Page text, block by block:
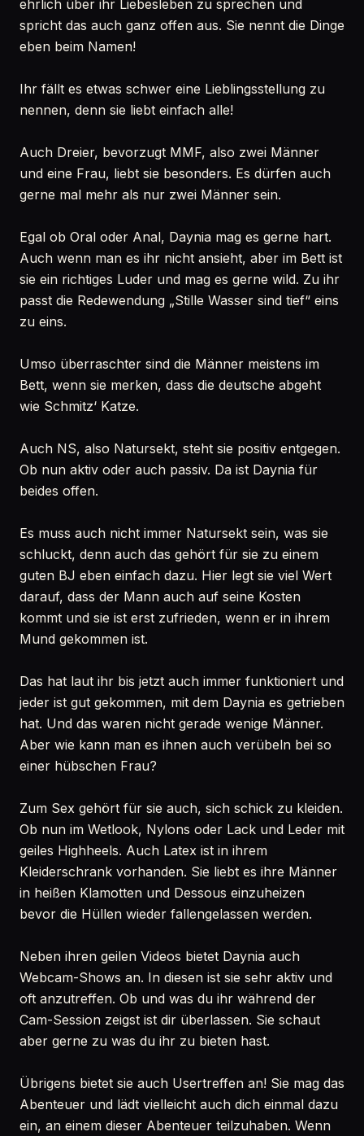
ehrlich über ihr Liebesleben zu sprechen und
spricht das auch ganz offen aus. Sie nennt die Dinge
eben beim Namen!
Ihr fällt es etwas schwer eine Lieblingsstellung zu
nennen, denn sie liebt einfach alle!
Auch Dreier, bevorzugt MMF, also zwei Männer
und eine Frau, liebt sie besonders. Es dürfen auch
gerne mal mehr als nur zwei Männer sein.
Egal ob Oral oder Anal, Daynia mag es gerne hart.
Auch wenn man es ihr nicht ansieht, aber im Bett ist
sie ein richtiges Luder und mag es gerne wild. Zu ihr
passt die Redewendung „Stille Wasser sind tief“ eins
zu eins.
Umso überraschter sind die Männer meistens im
Bett, wenn sie merken, dass die deutsche abgeht
wie Schmitz‘ Katze.
Auch NS, also Natursekt, steht sie positiv entgegen.
Ob nun aktiv oder auch passiv. Da ist Daynia für
beides offen.
Es muss auch nicht immer Natursekt sein, was sie
schluckt, denn auch das gehört für sie zu einem
guten BJ eben einfach dazu. Hier legt sie viel Wert
darauf, dass der Mann auch auf seine Kosten
kommt und sie ist erst zufrieden, wenn er in ihrem
Mund gekommen ist.
Das hat laut ihr bis jetzt auch immer funktioniert und
jeder ist gut gekommen, mit dem Daynia es getrieben
hat. Und das waren nicht gerade wenige Männer.
Aber wie kann man es ihnen auch verübeln bei so
einer hübschen Frau?
Zum Sex gehört für sie auch, sich schick zu kleiden.
Ob nun im Wetlook, Nylons oder Lack und Leder mit
geiles Highheels. Auch Latex ist in ihrem
Kleiderschrank vorhanden. Sie liebt es ihre Männer
in heißen Klamotten und Dessous einzuheizen
bevor die Hüllen wieder fallengelassen werden.
Neben ihren geilen Videos bietet Daynia auch
Webcam-Shows an. In diesen ist sie sehr aktiv und
oft anzutreffen. Ob und was du ihr während der
Cam-Session zeigst ist dir überlassen. Sie schaut
aber gerne zu was du ihr zu bieten hast.
Übrigens bietet sie auch Usertreffen an! Sie mag das
Abenteuer und lädt vielleicht auch dich einmal dazu
ein, an einem dieser Abenteuer teilzuhaben. Wenn